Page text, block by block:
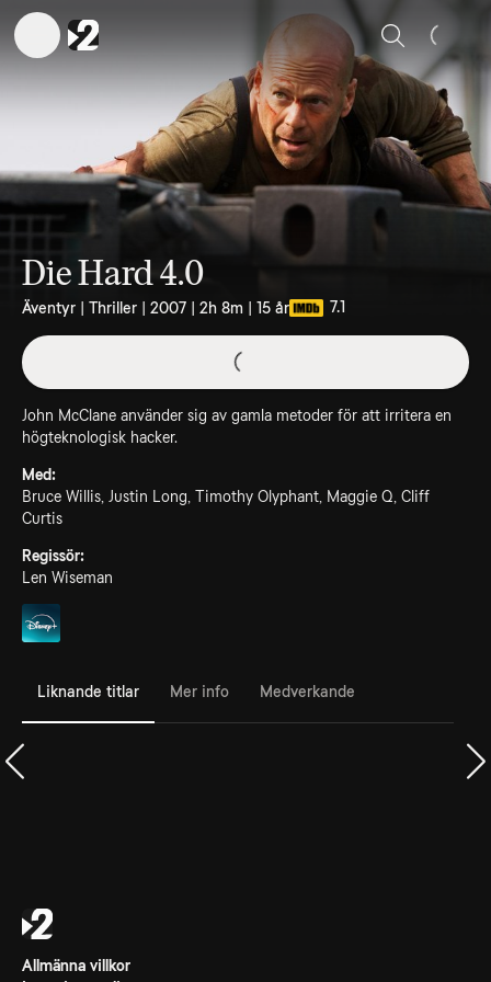
Sök
Die Hard 4.0
Äventyr | Thriller | 2007 | 2h 8m | 15 år 7.1
John McClane använder sig av gamla metoder för att irritera en
högteknologisk hacker.
Med:
Bruce Willis, Justin Long, Timothy Olyphant, Maggie Q, Cliff
Curtis
Regissör:
Len Wiseman
Liknande titlar Mer info Medverkande
Allmänna villkor